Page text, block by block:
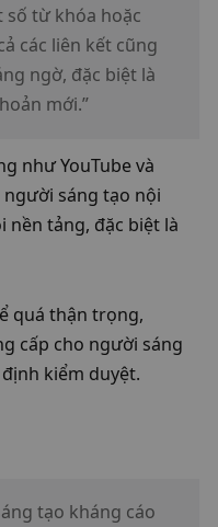
từ khóa hoặc
các liên kết cũng
ngờ, đặc biệt là
mới.”
như YouTube và
sáng tạo nội
tảng, đặc biệt là
quá thận trọng,
cấp cho người sáng
kiểm duyệt.
tạo kháng cáo